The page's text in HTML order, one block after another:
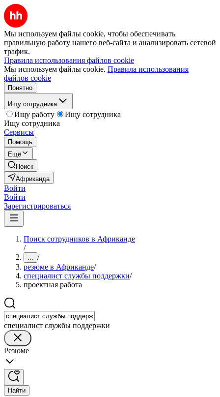
Мы используем файлы cookie, чтобы обеспечивать
правильную работу нашего веб-сайта и анализировать сетевой
трафик.
Правила использования файлов cookie
Мы используем файлы cookie. Правила использования
файлов cookie
Понятно
Ищу сотрудника
Ищу работу
Ищу сотрудника
Ищу сотрудника
Сервисы
Помощь
Ещё
Поиск
Африканда
Войти
Войти
Зарегистрироваться
Поиск сотрудников в Африканде
/
... /
резюме в Африканде/
специалист службы поддержки/
проектная работа
специалист службы поддержки
Резюме
Найти